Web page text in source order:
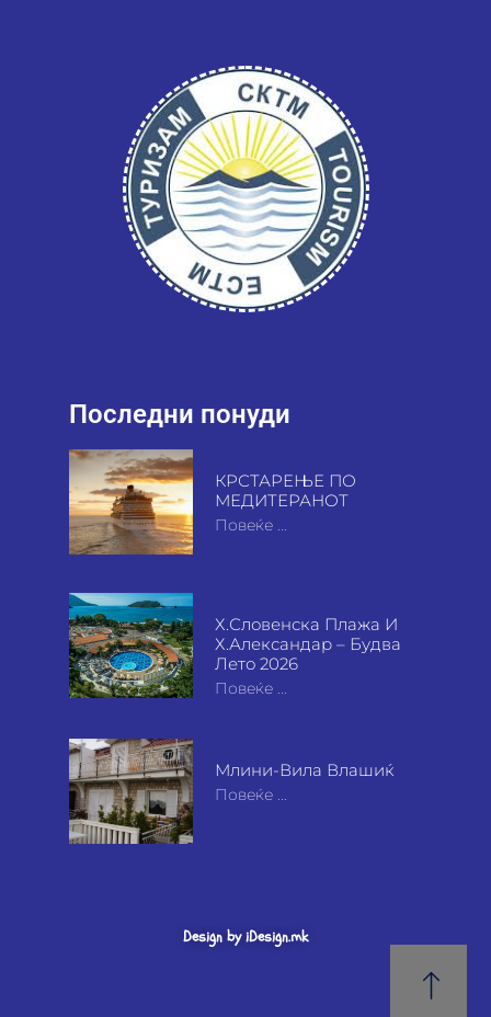
Последни понуди
КРСТАРЕЊЕ ПО
МЕДИТЕРАНОТ
Повеќе ...
Х.Словенска Плажа И
Х.Александар – Будва
Лето 2026
Повеќе ...
Млини-Вила Влашиќ
Повеќе ...
Design by iDesign.mk